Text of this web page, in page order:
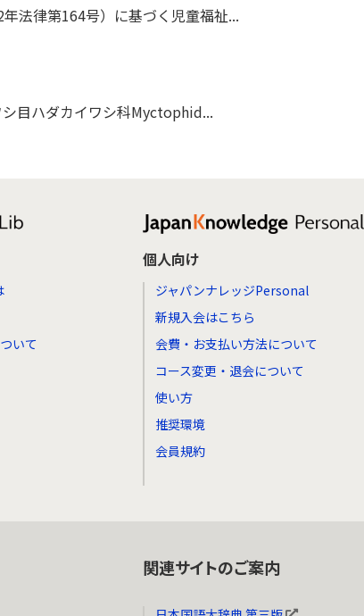
法律第164号）に基づく児童福祉...
目ハダカイワシ科Myctophid...
いて
個人向け
ジャパンナレッジPersonal
新規入会はこちら
会費・お支払い方法について
コース変更・退会について
使い方
推奨環境
会員規約
関連サイトのご案内